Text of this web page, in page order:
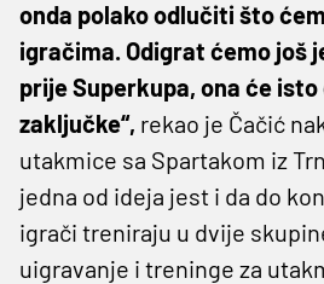
onda polako odlučiti što
igračima. Odigrat ćemo još
prije Superkupa, ona će
zaključke“, rekao je Čačić
utakmice sa Spartakom iz
jedna od ideja jest i da do
igrači treniraju u dvije
uigravanje i treninge za